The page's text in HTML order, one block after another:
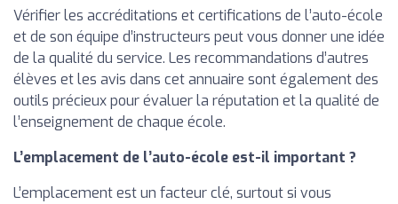
Vérifier les accréditations et certifications de l’auto-école
et de son équipe d’instructeurs peut vous donner une idée
de la qualité du service. Les recommandations d’autres
élèves et les avis dans cet annuaire sont également des
outils précieux pour évaluer la réputation et la qualité de
l’enseignement de chaque école.
L’emplacement de l’auto-école est-il important ?
L’emplacement est un facteur clé, surtout si vous